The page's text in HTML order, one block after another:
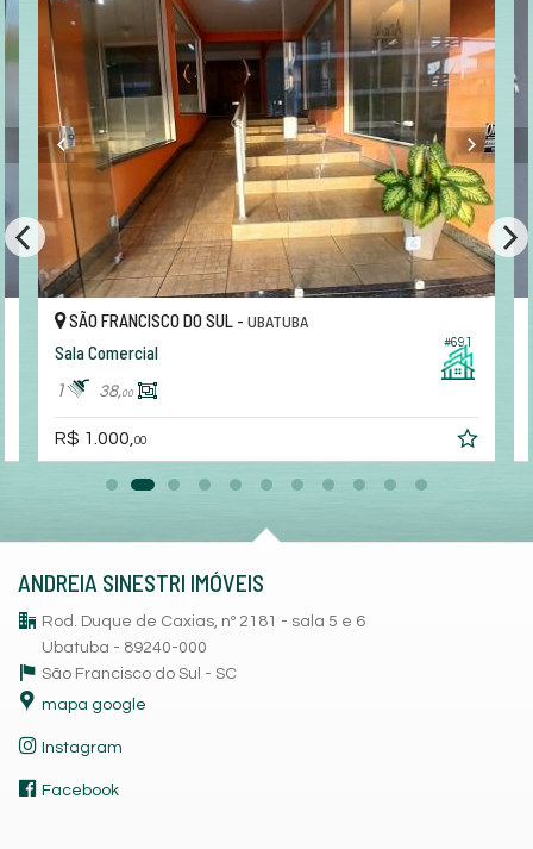
#691
SÃO FRANCISCO DO SUL - UBATUBA
Sala Comercial
1 38,00
R$ 1.000,00
ANDREIA SINESTRI IMÓVEIS
Rod. Duque de Caxias, nº 2181 - sala 5 e 6
Ubatuba - 89240-000
São Francisco do Sul - SC
mapa google
Instagram
Facebook